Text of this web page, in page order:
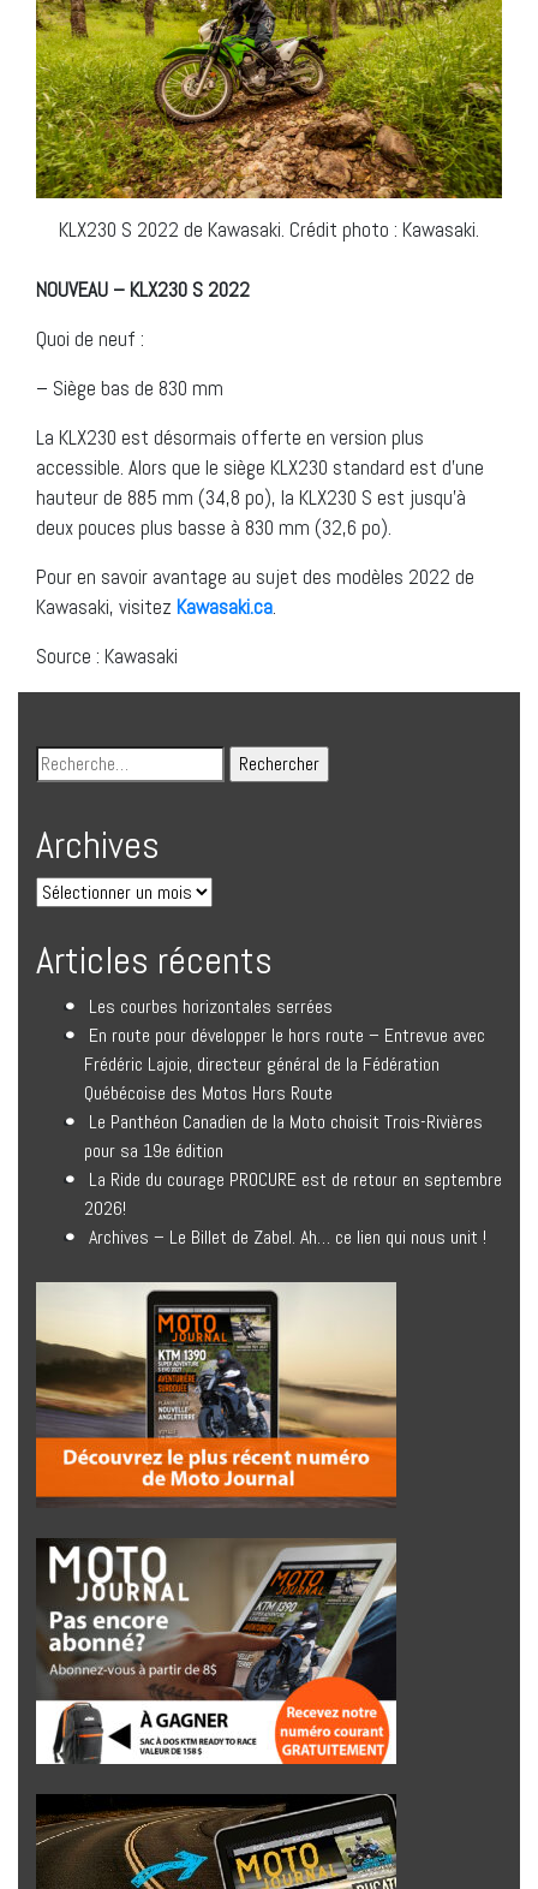
KLX230 S 2022 de Kawasaki. Crédit photo : Kawasaki.
NOUVEAU – KLX230 S 2022
Quoi de neuf :
– Siège bas de 830 mm
La KLX230 est désormais offerte en version plus
accessible. Alors que le siège KLX230 standard est d’une
hauteur de 885 mm (34,8 po), la KLX230 S est jusqu’à
deux pouces plus basse à 830 mm (32,6 po).
Pour en savoir avantage au sujet des modèles 2022 de
Kawasaki, visitez Kawasaki.ca.
Source : Kawasaki
Archives
Articles récents
Les courbes horizontales serrées
En route pour développer le hors route – Entrevue avec
Frédéric Lajoie, directeur général de la Fédération
Québécoise des Motos Hors Route
Le Panthéon Canadien de la Moto choisit Trois-Rivières
pour sa 19e édition
La Ride du courage PROCURE est de retour en septembre
2026!
Archives – Le Billet de Zabel. Ah… ce lien qui nous unit !